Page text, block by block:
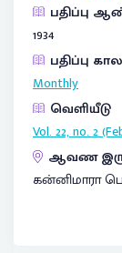
பதிப்பு
1934
பதிப்பு
Monthly
வெளியீடு
Vol. 22, no. 2
ஆவண
கன்னிமாரா